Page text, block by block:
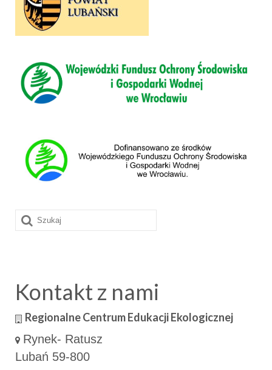
Szuklaj
w:
Kontakt z nami
Regionalne Centrum Edukacji Ekologicznej
Rynek- Ratusz
Lubań 59-800